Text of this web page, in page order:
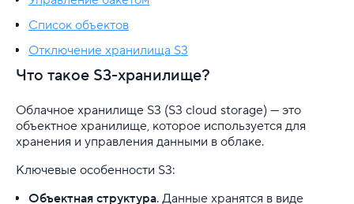
Управление доступом к VPS
Подключение S3 в WordPress
Kubernetes в облаке (KaaS)
Список объектов
Отключение хранилища S3
Что такое S3-хранилище?
Облачное хранилище S3 (S3 cloud storage) — это
объектное хранилище, которое используется для
хранения и управления данными в облаке.
Ключевые особенности S3:
Объектная структура. Данные хранятся в виде